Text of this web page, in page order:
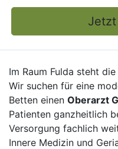
Jetzt
Im Raum Fulda steht
Wir suchen für eine
Betten einen Oberarzt
Patienten ganzheitlich
Versorgung fachlich
Innere Medizin und